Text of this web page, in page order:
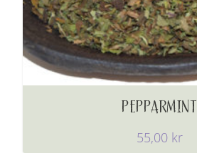
PEPPARMINT
55,00 kr